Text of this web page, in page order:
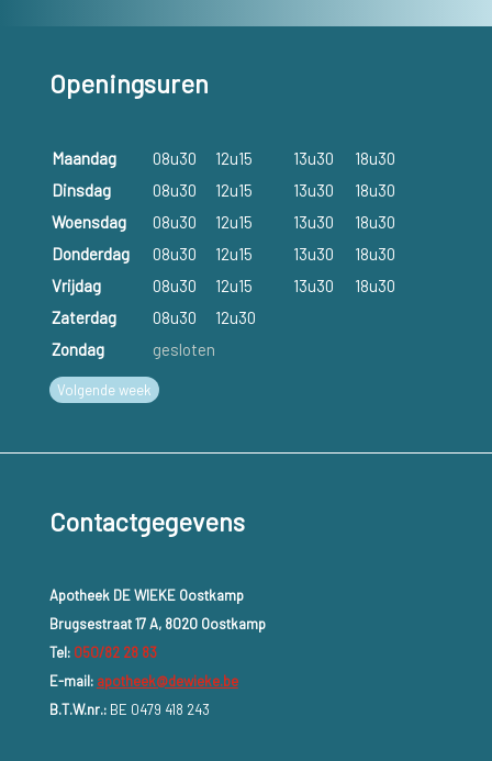
Openingsuren
Maandag 08u30 12u15 13u30
18u30
Dinsdag
08u30 12u15 13u30
18u30
Woensdag
08u30 12u15 13u30
18u30
Donderdag
08u30 12u15 13u30
18u30
Vrijdag
08u30 12u15 13u30
18u30
Zaterdag
08u30
12u30
Zondag
gesloten
Volgende week
Contactgegevens
Apotheek DE WIEKE Oostkamp
Brugsestraat 17 A, 8020 Oostkamp
Tel: 050/82 28 83
E-mail: apotheek@dewieke.be
B.T.W.nr.:BE 0479 418 243